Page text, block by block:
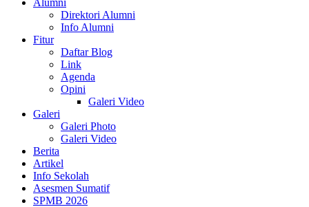
Alumni
Direktori Alumni
Info Alumni
Fitur
Daftar Blog
Link
Agenda
Opini
Galeri Video
Galeri
Galeri Photo
Galeri Video
Berita
Artikel
Info Sekolah
Asesmen Sumatif
SPMB 2026